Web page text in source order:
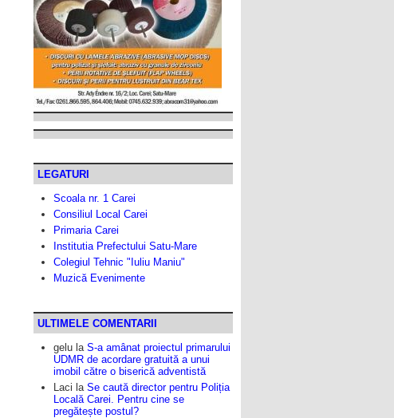
LEGATURI
Scoala nr. 1 Carei
Consiliul Local Carei
Primaria Carei
Institutia Prefectului Satu-Mare
Colegiul Tehnic "Iuliu Maniu"
Muzică Evenimente
ULTIMELE COMENTARII
gelu la S-a amânat proiectul primarului
UDMR de acordare gratuită a unui
imobil către o biserică adventistă
Laci la Se caută director pentru Poliția
Locală Carei. Pentru cine se
pregătește postul?